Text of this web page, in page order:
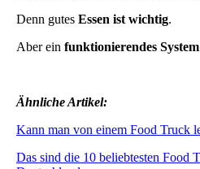
Denn gutes Essen ist wichtig.
Aber ein funktionierendes
Ähnliche Artikel:
Kann man von einem Food Truck
Das sind die 10 beliebtesten Food